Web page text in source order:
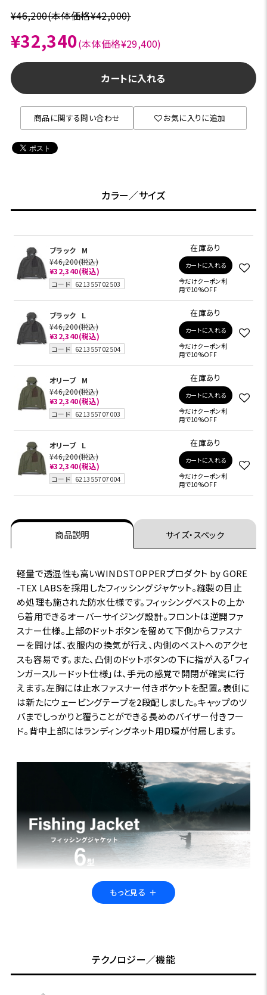
¥46,200(本体価格¥42,000)
¥32,340(本体価格¥29,400)
カートに入れる
商品に関する問い合わせ お気に入りに追加
カラー／サイズ
ブラック
M
¥46,200(税込)
¥32,340(税込)
コード 621355702503
在庫あり
カートに入れる
今だけクーポン利
用で10%OFF
ブラック
L
¥46,200(税込)
¥32,340(税込)
コード 621355702504
在庫あり
カートに入れる
今だけクーポン利
用で10%OFF
オリーブ
M
¥46,200(税込)
¥32,340(税込)
コード 621355707003
在庫あり
カートに入れる
今だけクーポン利
用で10%OFF
オリーブ
L
¥46,200(税込)
¥32,340(税込)
コード 621355707004
在庫あり
カートに入れる
今だけクーポン利
用で10%OFF
商品説明 サイズ・スペック
軽量で透湿性も高いWINDSTOPPERプロダクト by GORE
-TEX LABSを採用したフィッシングジャケット。縫製の目止
め処理も施された防水仕様です。フィッシングベストの上か
ら着用できるオーバーサイジング設計。フロントは逆開ファ
スナー仕様。上部のドットボタンを留めて下側からファスナ
ーを開けば、衣服内の換気が行え、内側のベストへのアクセ
スも容易です。また、凸側のドットボタンの下に指が入る｢フィ
ンガースルードット仕様｣は、手元の感覚で開閉が確実に行
えます。左胸には止水ファスナー付きポケットを配置。表側に
は新たにウェービングテープを2段配しました。キャップのツ
バまでしっかりと覆うことができる長めのバイザー付きフー
ド。背中上部にはランディングネット用D環が付属します。
ギア。
もっと見る ＋
テクノロジー／機能